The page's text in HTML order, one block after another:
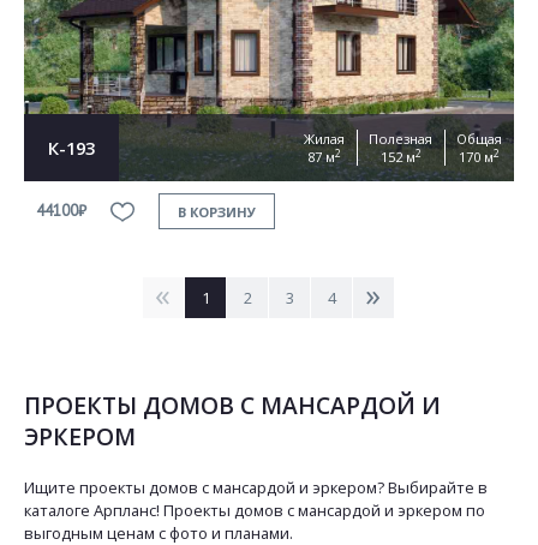
К-193
Жилая
87 м2
Полезная
152 м2
Общая
170 м2
44100₽ В КОРЗИНУ
< 1 2 3 4 >
ПРОЕКТЫ ДОМОВ С МАНСАРДОЙ И
ЭРКЕРОМ
Ищите проекты домов с мансардой и эркером? Выбирайте в
каталоге Арпланс! Проекты домов с мансардой и эркером по
выгодным ценам с фото и планами.